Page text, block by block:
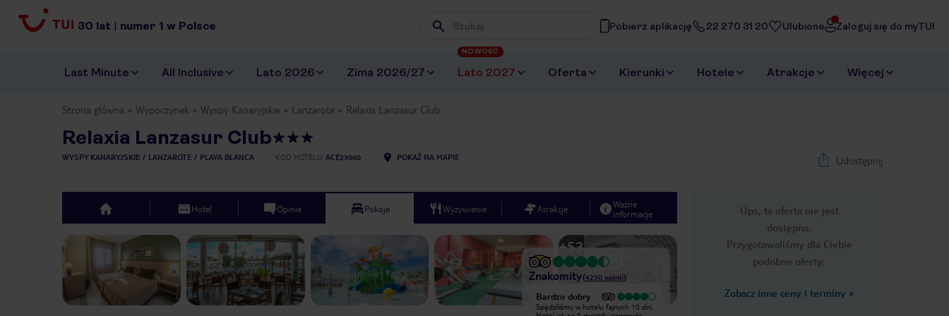
30 lat | numer 1 w Polsce Wpisz frazę, której szukasz
Pobierz aplikację 22 270 31 20 Ulubione Zaloguj się do myTUI
Last Minute All Inclusive Lato 2026 Zima 2026/27 Lato 2027
NOWOŚĆ
Oferta Kierunki Hotele Atrakcje Więcej
Strona główna Wypoczynek Wyspy Kanaryjskie Lanzarote Relaxia Lanzasur Club
Relaxia Lanzasur Club
WYSPY KANARYJSKIE LANZAROTE PLAYA BLANCA KOD HOTELU ACE23060 POKAŻ NA MAPIE Udostępnij
Ups, ta oferta nie jest
dostępna.
Przygotowaliśmy dla Ciebie
podobne oferty:
Zobacz inne ceny i terminy »
top Hotel Opinie Pokoje Wyżywienie Atrakcje
Ważne
informacje
Previous slide Next slide
1/59
+53
Znakomity(4250 opinii)
Wyjątkowy
Świetne wakacje. Polecam hotel z
Bardzo dobry
Spędziliśmy w hotelu fajnych 10 dni.